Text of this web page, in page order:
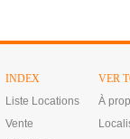
INDEX
Liste Locations
Vente
VER
À